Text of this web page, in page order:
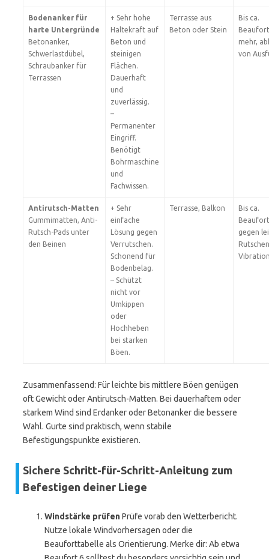
Bodenanker für
harte Untergründe
Betonanker,
Schwerlastdübel,
Schraubanker für
Terrassen
+ Sehr hohe
Haltekraft auf
Beton und
steinigen
Flächen.
Dauerhaft
und
zuverlässig.
–
Permanenter
Eingriff.
Benötigt
Bohrmaschine
und
Fachwissen.
Terrasse aus
Beton oder Stein
Bis ca.
mehr,
von
Antirutsch-Matten
Gummimatten, Anti-
Rutsch-Pads unter
den Beinen
+ Sehr
einfache
Lösung gegen
Verrutschen.
Schonend für
Bodenbelag.
– Schützt
nicht vor
Umkippen
oder
Hochheben
bei starken
Böen.
Terrasse, Balkon
Bis ca.
gegen
Zusammenfassend: Für leichte bis mittlere Böen genügen
oft Gewicht oder Antirutsch-Matten. Bei dauerhaftem oder
starkem Wind sind Erdanker oder Betonanker die bessere
Wahl. Gurte sind praktisch, wenn stabile
Befestigungspunkte existieren.
Sichere Schritt-für-Schritt-Anleitung zum
Befestigen deiner Liege
Windstärke prüfenPrüfe vorab den Wetterbericht.
Nutze lokale Windvorhersagen oder die
Beauforttabelle als Orientierung. Merke dir: Ab etwa